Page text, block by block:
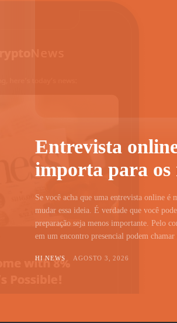
Entrevista
importa para os
Se você acha que uma entrevista online é
mudar essa ideia. É verdade que você
preparação seja menos importante. Pelo
em um encontro presencial podem
HI NEWS AGOSTO 3, 2026